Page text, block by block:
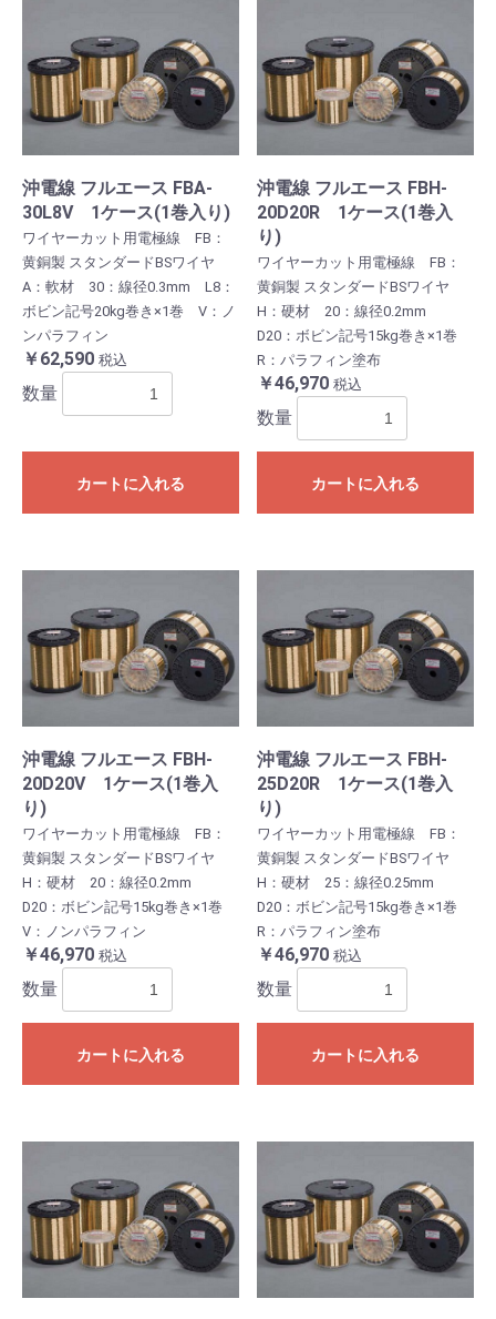
沖電線 フルエース FBA-
30L8V 1ケース(1巻入り)
ワイヤーカット用電極線 FB：
黄銅製 スタンダードBSワイヤ
A：軟材 30：線径0.3mm L8：
ボビン記号20kg巻き×1巻 V：ノ
ンパラフィン
￥62,590 税込
数量
カートに入れる
沖電線 フルエース FBH-
20D20R 1ケース(1巻入
り)
ワイヤーカット用電極線 FB：
黄銅製 スタンダードBSワイヤ
H：硬材 20：線径0.2mm
D20：ボビン記号15kg巻き×1巻
R：パラフィン塗布
￥46,970 税込
数量
カートに入れる
沖電線 フルエース FBH-
20D20V 1ケース(1巻入
り)
ワイヤーカット用電極線 FB：
黄銅製 スタンダードBSワイヤ
H：硬材 20：線径0.2mm
D20：ボビン記号15kg巻き×1巻
V：ノンパラフィン
￥46,970 税込
数量
カートに入れる
沖電線 フルエース FBH-
25D20R 1ケース(1巻入
り)
ワイヤーカット用電極線 FB：
黄銅製 スタンダードBSワイヤ
H：硬材 25：線径0.25mm
D20：ボビン記号15kg巻き×1巻
R：パラフィン塗布
￥46,970 税込
数量
カートに入れる